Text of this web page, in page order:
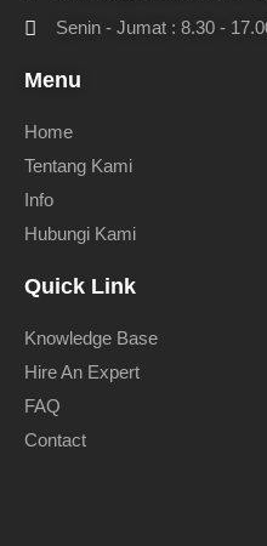
Senin - Jumat : 8.30 -
Menu
Home
Tentang Kami
Info
Hubungi Kami
Quick Link
Knowledge Base
Hire An Expert
FAQ
Contact